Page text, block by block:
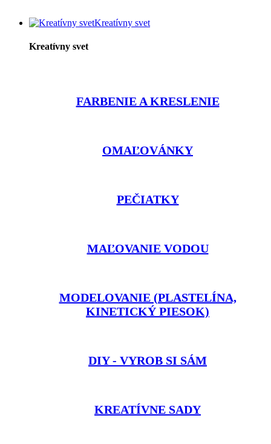
Kreatívny svet
Kreatívny svet
FARBENIE A KRESLENIE
OMAĽOVÁNKY
PEČIATKY
MAĽOVANIE VODOU
MODELOVANIE (PLASTELÍNA,
KINETICKÝ PIESOK)
DIY - VYROB SI SÁM
KREATÍVNE SADY